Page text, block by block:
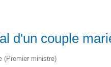
d'un couple
(Premier ministre)